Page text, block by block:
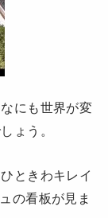
にも世界が変
ょう。
ときわキレイ
の看板が見ま